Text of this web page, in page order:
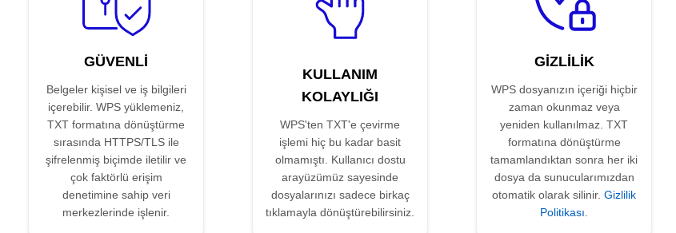
GÜVENLI
Belgeler kişisel ve iş bilgileri
içerebilir. WPS yüklemeniz,
TXT formatına dönüştürme
sırasında HTTPS/TLS ile
şifrelenmiş biçimde iletilir ve
çok faktörlü erişim
denetimine sahip veri
merkezlerinde işlenir.
KULLANIM
KOLAYLIĞI
WPS'ten TXT'e çevirme
işlemi hiç bu kadar basit
olmamıştı. Kullanıcı dostu
arayüzümüz sayesinde
dosyalarınızı sadece birkaç
tıklamayla dönüştürebilirsiniz.
GIZLILIK
WPS dosyanızın içeriği hiçbir
zaman okunmaz veya
yeniden kullanılmaz. TXT
formatına dönüştürme
tamamlandıktan sonra her iki
dosya da sunucularımızdan
otomatik olarak silinir. Gizlilik
Politikası